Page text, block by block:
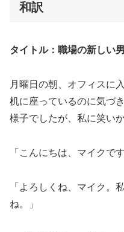
和訳
タイトル：職場の新しい
月曜日の朝、オフィスに
机に座っているのに気づ
様子でしたが、私に笑い
「こんにちは、マイクで
「よろしくね、マイク。
ね。」